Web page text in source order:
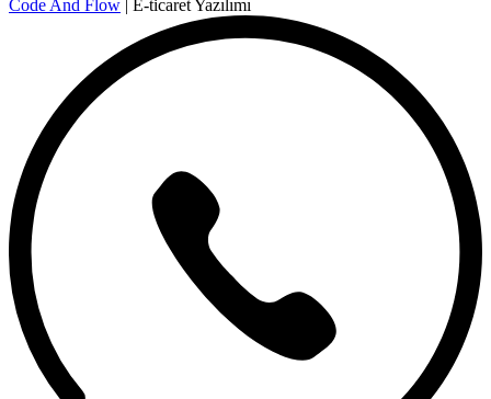
Code And Flow | E-ticaret Yazılımı